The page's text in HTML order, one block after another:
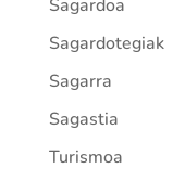
Sagardoa
Sagardotegiak
Sagarra
Sagastia
Turismoa